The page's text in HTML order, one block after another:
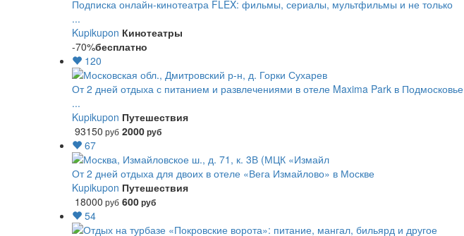
Подписка онлайн-кинотеатра FLEX: фильмы, сериалы, мультфильмы и не только
...
Kupikupon Кинотеатры
-70%бесплатно
120
От 2 дней отдыха с питанием и развлечениями в отеле Maxima Park в Подмосковье
...
Kupikupon Путешествия
93150 руб 2000руб
67
От 2 дней отдыха для двоих в отеле «Вега Измайлово» в Москве
Kupikupon Путешествия
18000 руб 600руб
54